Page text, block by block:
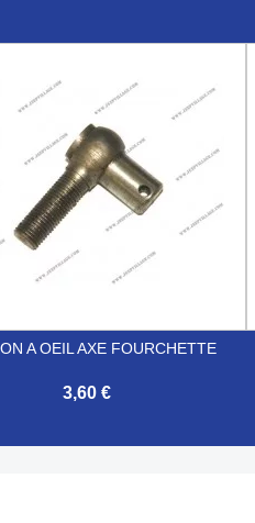
A OEIL AXE FOURCHETTE
3,60 €